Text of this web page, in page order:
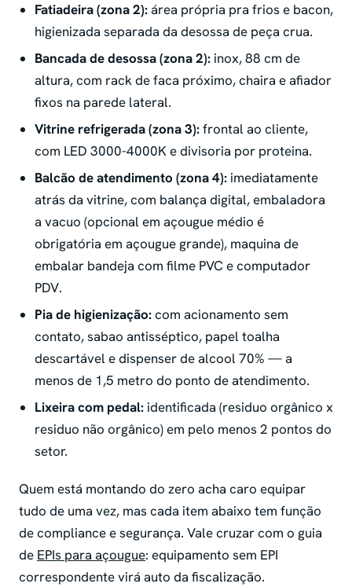
Fatiadeira (zona 2):área própria pra frios e bacon,
higienizada separada da desossa de peça crua.
Bancada de desossa (zona 2): inox, 88 cm de
altura, com rack de faca próximo, chaira e afiador
fixos na parede lateral.
Vitrine refrigerada (zona 3):frontal ao cliente,
com LED 3000-4000K e divisoria por proteina.
Balcão de atendimento (zona 4): imediatamente
atrás da vitrine, com balança digital, embaladora
a vacuo (opcional em açougue médio é
obrigatória em açougue grande), maquina de
embalar bandeja com filme PVC e computador
PDV.
Pia de higienização:com acionamento sem
contato, sabao antisséptico, papel toalha
descartável e dispenser de alcool 70% — a
menos de 1,5 metro do ponto de atendimento.
Lixeira com pedal: identificada (residuo orgânico x
residuo não orgânico) em pelo menos 2 pontos do
setor.
Quem está montando do zero acha caro equipar
tudo de uma vez, mas cada item abaixo tem função
de compliance e segurança. Vale cruzar com o guia
de EPIs para açougue: equipamento sem EPI
correspondente virá auto da fiscalização.